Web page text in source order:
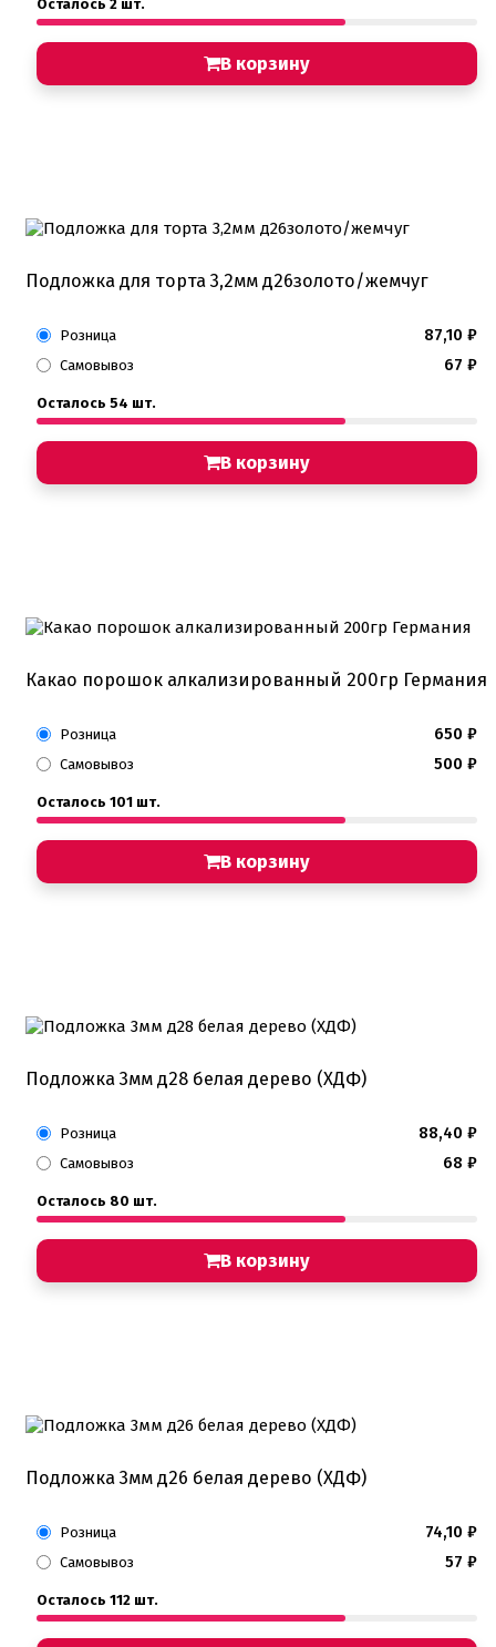
Осталось 2 шт.
В корзину
Подложка для торта 3,2мм д26золото/жемчуг
Розница 87,10 ₽
Самовывоз 67 ₽
Осталось 54 шт.
В корзину
Какао порошок алкализированный 200гр Германия
Розница 650 ₽
Самовывоз 500 ₽
Осталось 101 шт.
В корзину
Подложка 3мм д28 белая дерево (ХДФ)
Розница 88,40 ₽
Самовывоз 68 ₽
Осталось 80 шт.
В корзину
Подложка 3мм д26 белая дерево (ХДФ)
Розница 74,10 ₽
Самовывоз 57 ₽
Осталось 112 шт.